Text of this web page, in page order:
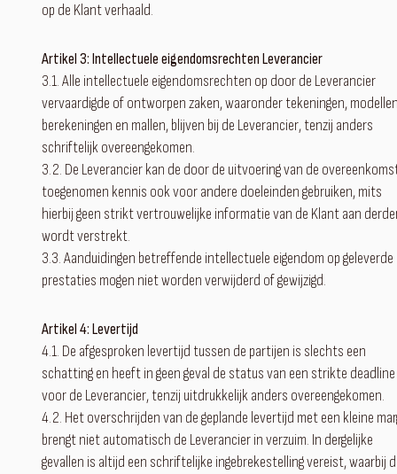
op de Klant verhaald.
Artikel 3: Intellectuele eigendomsrechten Leverancier
3.1. Alle intellectuele eigendomsrechten op door de Leverancier
vervaardigde of ontworpen zaken, waaronder tekeningen,
berekeningen en mallen, blijven bij de Leverancier, tenzij anders
schriftelijk overeengekomen.
3.2. De Leverancier kan de door de uitvoering van de
toegenomen kennis ook voor andere doeleinden gebruiken, mits
hierbij geen strikt vertrouwelijke informatie van de Klant aan
wordt verstrekt.
3.3. Aanduidingen betreffende intellectuele eigendom op geleverde
prestaties mogen niet worden verwijderd of gewijzigd.
Artikel 4: Levertijd
4.1. De afgesproken levertijd tussen de partijen is slechts een
schatting en heeft in geen geval de status van een strikte deadline
voor de Leverancier, tenzij uitdrukkelijk anders overeengekomen.
4.2. Het overschrijden van de geplande levertijd met een kleine
brengt niet automatisch de Leverancier in verzuim. In dergelijke
gevallen is altijd een schriftelijke ingebrekestelling vereist, waarbij